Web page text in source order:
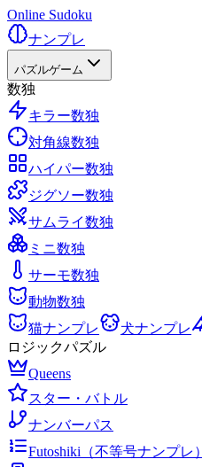
Online Sudoku
ナンプレ
パズルゲーム
数独
キラー数独
対角線数独
ハイパー数独
ジグソー数独
サムライ数独
ミニ数独
サーモ数独
動物数独
猫ナンプレ
犬ナンプレ
ロジックパズル
Queens
スター・バトル
ナンバーパス
Futoshiki（不等号ナンプレ）